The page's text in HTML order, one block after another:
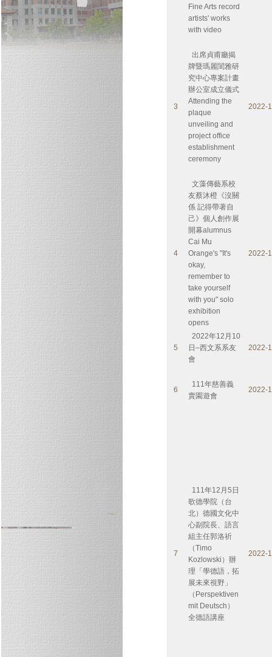
Fine Arts record
artists' works
with video
3
出席貞甫廳揭
牌暨瑪麗閨雅研
究中心專案計畫
辦公室成立儀式
Attending the
plaque
unveiling and
project office
establishment
ceremony
2022-
4
文藻傳藝系校
友蔡沐橙《沒關
係 記得帶著自
己》個人創作展
開幕alumnus
Cai Mu
Orange's "It's
okay,
remember to
take yourself
with you" solo
exhibition
opens
2022-
5
2022年12月10
日–西文系系友
會
2022-
6
111年慈善義
賣園遊會
2022-
7
111年12月5日
歌德學院（台
北）德國文化中
心副院長、語言
組主任郭洛祈
（Timo
Kozlowski）辦
理「學德語，拓
展未來視野」
（Perspektiven
mit Deutsch）
全德語講座
2022-